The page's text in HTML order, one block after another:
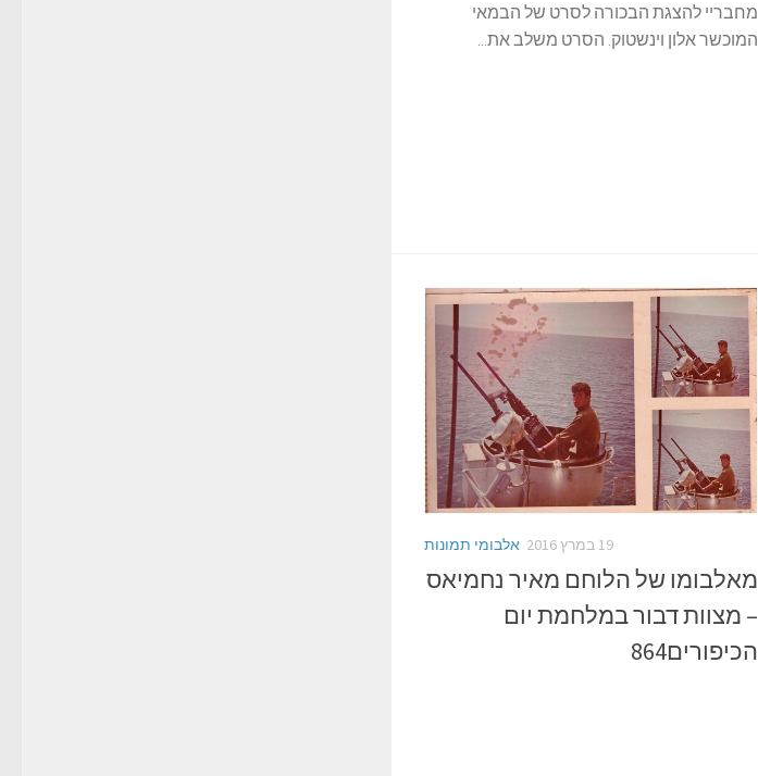
מחבריי להצגת הבכורה לסרט של הבמאי
המוכשר אלון וינשטוק. הסרט משלב את...
אלבומי תמונות 19 במרץ 2016
מאלבומו של הלוחם מאיר נחמיאס
– מצוות דבור במלחמת יום
הכיפורים864